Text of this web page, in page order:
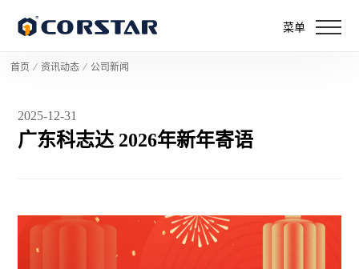
菜单
首页 ⁄资讯动态 ⁄ 公司新闻
2025-12-31
广东科志达 2026年新年寄语